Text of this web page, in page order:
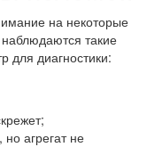
на некоторые
такие
для диагностики:
но агрегат не